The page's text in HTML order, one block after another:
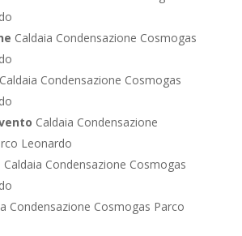
Caldaia Condensazione Cosmogas
Caldaia Condensazione Cosmogas
Caldaia Condensazione
Leonardo
Caldaia Condensazione Cosmogas
Condensazione Cosmogas Parco